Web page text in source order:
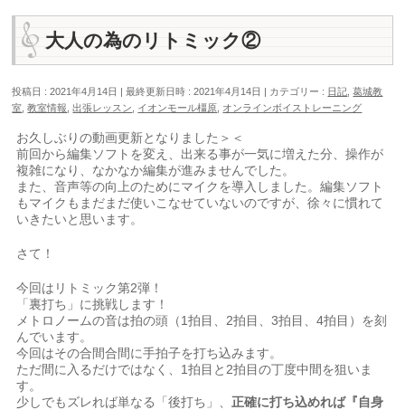
大人の為のリトミック②
投稿日 : 2021年4月14日 最終更新日時 : 2021年4月14日 カテゴリー : 日記 ,葛城教
室 ,教室情報 ,出張レッスン イオンモール橿原 オンラインボイストレーニング
お久しぶりの動画更新となりました＞＜
前回から編集ソフトを変え、出来る事が一気に増えた分、操作が
複雑になり、なかなか編集が進みませんでした。
また、音声等の向上のためにマイクを導入しました。編集ソフト
もマイクもまだまだ使いこなせていないのですが、徐々に慣れて
いきたいと思います。
さて！
今回はリトミック第2弾！
「裏打ち」に挑戦します！
メトロノームの音は拍の頭（1拍目、2拍目、3拍目、4拍目）を刻
んでいます。
今回はその合間合間に手拍子を打ち込みます。
ただ間に入るだけではなく、1拍目と2拍目の丁度中間を狙いま
す。
少しでもズレれば単なる「後打ち」、正確に打ち込めれば『自身